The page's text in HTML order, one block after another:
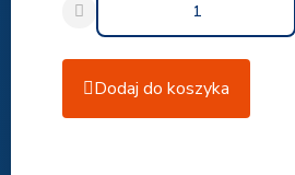
Dodaj do koszyka